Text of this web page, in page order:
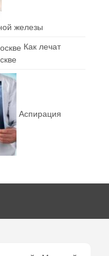
железы
Как лечат
Аспирация